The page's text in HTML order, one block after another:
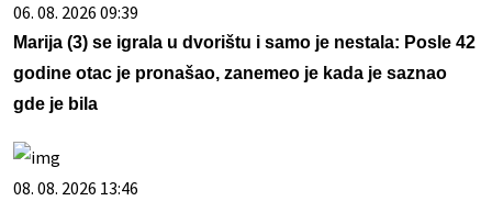
06. 08. 2026 09:39
Marija (3) se igrala u dvorištu i samo je nestala: Posle 42
godine otac je pronašao, zanemeo je kada je saznao
gde je bila
08. 08. 2026 13:46